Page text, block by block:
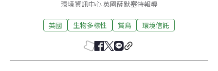
環境資訊中心英國薩默塞特報導
英國 生物多樣性 賞鳥 環境信託